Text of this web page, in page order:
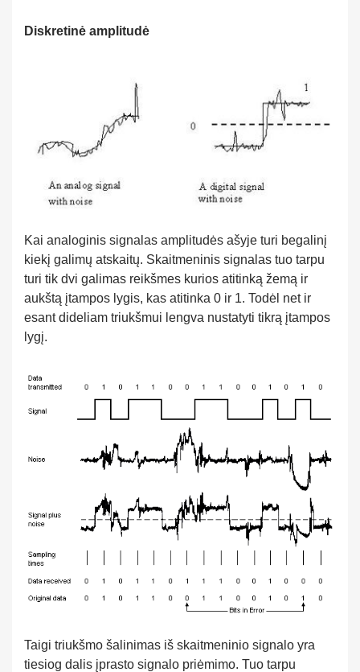
Diskretinė amplitudė
Kai analoginis signalas amplitudės ašyje turi begalinį
kiekį galimų atskaitų. Skaitmeninis signalas tuo tarpu
turi tik dvi galimas reikšmes kurios atitinką žemą ir
aukštą įtampos lygis, kas atitinka 0 ir 1. Todėl net ir
esant dideliam triukšmui lengva nustatyti tikrą įtampos
lygį.
Taigi triukšmo šalinimas iš skaitmeninio signalo yra
tiesiog dalis įprasto signalo priėmimo. Tuo tarpu